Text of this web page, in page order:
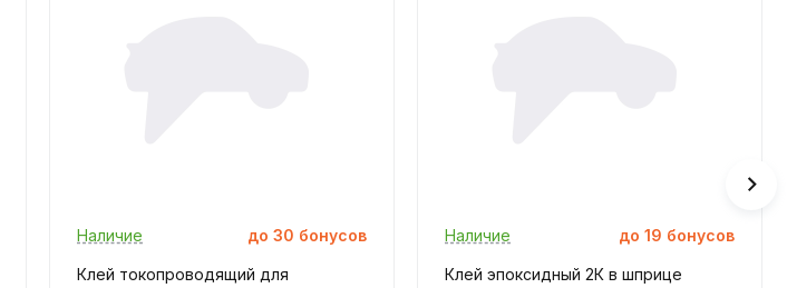
Наличие до 30 бонусов
Клей токопроводящий для
Наличие до 19 бонусов
Клей эпоксидный 2К в шприце